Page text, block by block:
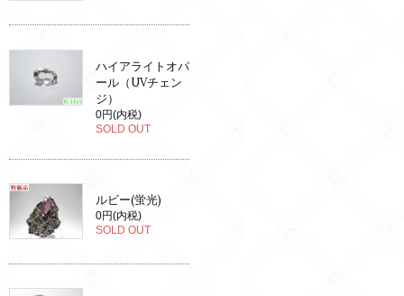
ハイアライトオパ
ール（UVチェン
ジ）
0円(内税)
SOLD OUT
ルビー(蛍光)
0円(内税)
SOLD OUT